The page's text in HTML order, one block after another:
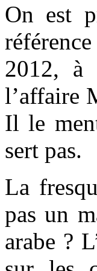
On est
2012, à
l’affaire
Il le
sert pas.
La
pas un
arabe ?